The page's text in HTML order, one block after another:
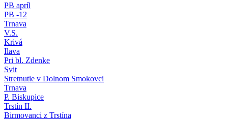
PB apríl
PB -12
Trnava
V.S.
Krivá
Ilava
Pri bl. Zdenke
Svit
Stretnutie v Dolnom Smokovci
Trnava
P. Biskupice
Trstín II.
Birmovanci z Trstína